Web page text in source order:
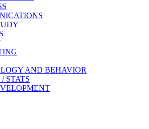
AND BEHAVIOR
STATS